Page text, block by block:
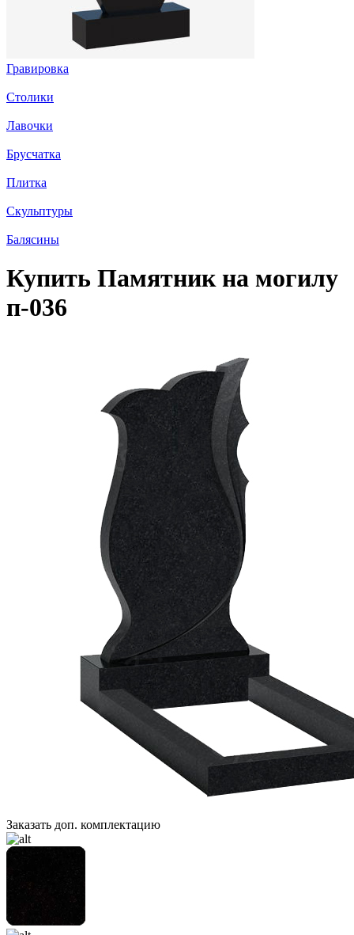
Гравировка
Столики
Лавочки
Брусчатка
Плитка
Скульптуры
Балясины
Купить Памятник на могилу
п-036
Заказать доп. комплектацию